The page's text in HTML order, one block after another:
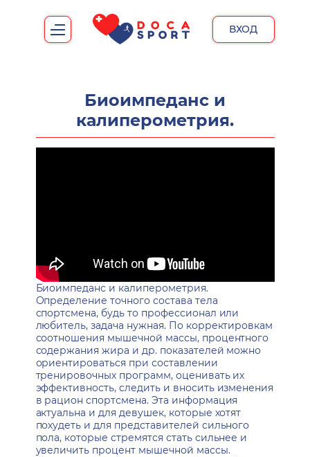
ВХОД
Биоимпеданс и
калиперометрия.
Биоимпеданс и калиперометрия.
Определение точного состава тела
спортсмена, будь то профессионал или
любитель, задача нужная. По корректировкам
соотношения мышечной массы, процентного
содержания жира и др. показателей можно
ориентироваться при составлении
тренировочных программ, оценивать их
эффективность, следить и вносить изменения
в рацион спортсмена. Эта информация
актуальна и для девушек, которые хотят
похудеть и для представителей сильного
пола, которые стремятся стать сильнее и
увеличить процент мышечной массы.